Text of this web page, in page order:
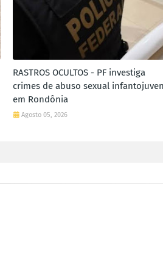
RASTROS OCULTOS - PF investiga
crimes de abuso sexual
em Rondônia
Agosto 05, 2026